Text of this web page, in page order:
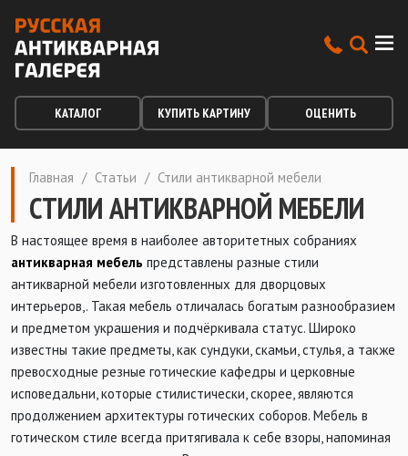
КАТАЛОГ КУПИТЬ КАРТИНУ ОЦЕНИТЬ
Главная / Статьи / Стили антикварной мебели
СТИЛИ АНТИКВАРНОЙ МЕБЕЛИ
В настоящее время в наиболее авторитетных собраниях
антикварная мебель представлены разные стили
антикварной мебели изготовленных для дворцовых
интерьеров,. Такая мебель отличалась богатым разнообразием
и предметом украшения и подчёркивала статус. Широко
известны такие предметы, как сундуки, скамьи, стулья, а также
превосходные резные готические кафедры и церковные
исповедальни, которые стилистически, скорее, являются
продолжением архитектуры готических соборов. Мебель в
готическом стиле всегда притягивала к себе взоры, напоминая